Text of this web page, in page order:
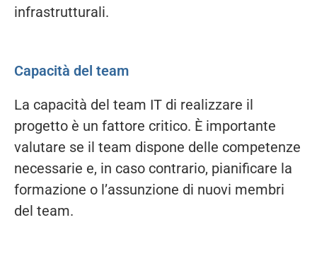
infrastrutturali.
Capacità del team
La capacità del team IT di realizzare il
progetto è un fattore critico. È importante
valutare se il team dispone delle competenze
necessarie e, in caso contrario, pianificare la
formazione o l’assunzione di nuovi membri
del team.